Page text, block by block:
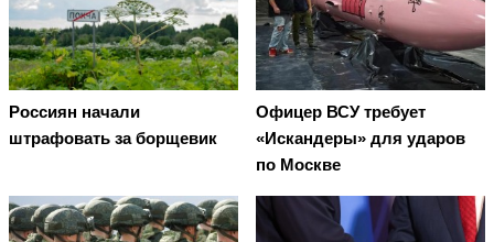
Россиян начали
штрафовать за борщевик
Офицер ВСУ требует
«Искандеры» для ударов
по Москве